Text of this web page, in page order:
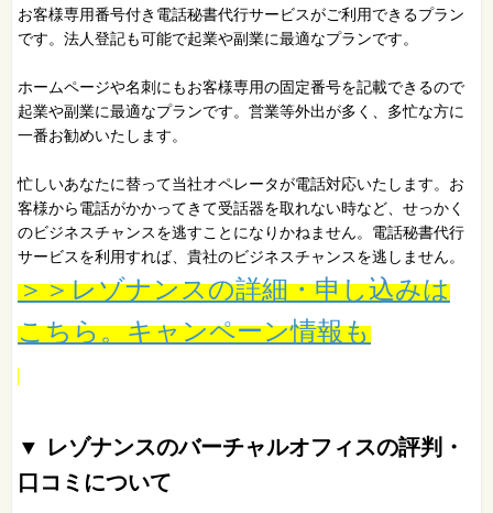
お客様専用番号付き電話秘書代行サービスがご利用できるプラン
です。法人登記も可能で起業や副業に最適なプランです。
ホームページや名刺にもお客様専用の固定番号を記載できるので
起業や副業に最適なプランです。営業等外出が多く、多忙な方に
一番お勧めいたします。
忙しいあなたに替って当社オペレータが電話対応いたします。お
客様から電話がかかってきて受話器を取れない時など、せっかく
のビジネスチャンスを逃すことになりかねません。電話秘書代行
サービスを利用すれば、貴社のビジネスチャンスを逃しません。
＞＞レゾナンスの詳細・申し込みは
こちら。キャンペーン情報も
▼ レゾナンスのバーチャルオフィスの評判・
口コミについて